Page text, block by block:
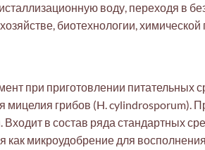
воду, переходя в
биотехнологии,
при приготовлении
мицелия грибов (H. cylindrosporum).
в состав ряда стандартных
как микроудобрение для